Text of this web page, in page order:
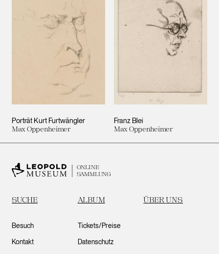
Porträt Kurt Furtwängler
Max Oppenheimer
Franz Blei
Max Oppenheimer
ONLINE
SAMMLUNG
SUCHE ALBUM ÜBER UNS
Besuch
Kontakt
Tickets/Preise
Datenschutz